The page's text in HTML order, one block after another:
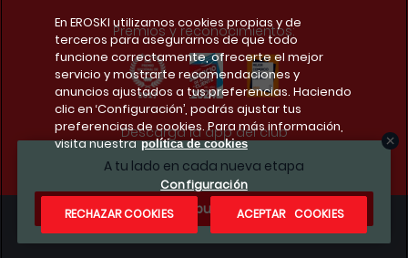
A tu lado en cada nueva etapa
¿Te apuntas?
Premios y reconocimientos:
Descarga la app del club
Condiciones legales
En EROSKI utilizamos cookies propias y de
terceros para asegurarnos de que todo
funcione correctamente, ofrecerte el mejor
servicio y mostrarte recomendaciones y
anuncios ajustados a tus preferencias. Haciendo
clic en ‘Configuración’, podrás ajustar tus
preferencias de cookies. Para más información,
visita nuestra política de cookies
Configuración
RECHAZAR COOKIES
ACEPTAR COOKIES